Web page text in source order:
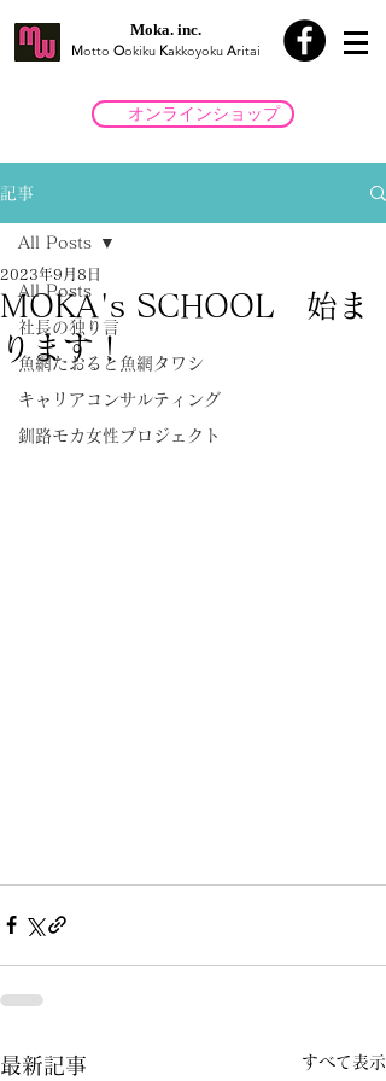
Moka. inc.
Motto Ookiku Kakkoyoku Aritai
オンラインショップ
記事
All Posts
社長の独り言
魚網たおると魚網タワシ
キャリアコンサルティング
釧路モカ女性プロジェクト
All Posts
MOKA's SCHOOL 始ま
ります！
2023年9月8日
最新記事 すべて表示